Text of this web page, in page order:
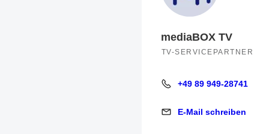
mediaBOX TV
TV-SERVICEPARTNER
+49 89 949-28741
+49 89 949-28741
E-Mail schreiben
E-Mail schreiben